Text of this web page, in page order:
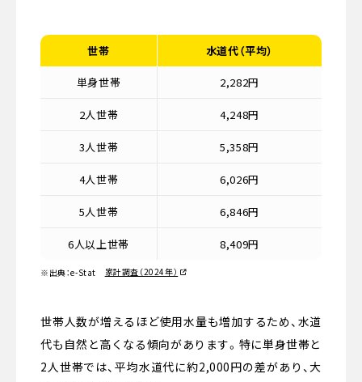
世帯 水道代（平均）
単身世帯 2,282円
2人世帯 4,248円
3人世帯 5,358円
4人世帯 6,026円
5人世帯 6,846円
6人以上世帯 8,409円
※出典：e-Stat 家計調査（2024年）
世帯人数が増えるほど使用水量も増加するため、水道
代も自然と高くなる傾向があります。特に単身世帯と
2人世帯では、平均水道代に約2,000円の差があり、大